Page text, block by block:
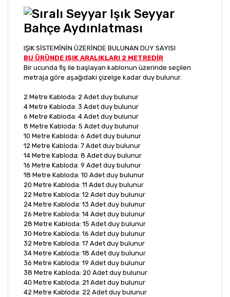
IŞIK SİSTEMİNİN ÜZERİNDE BULUNAN DUY SAYISI
BU ÜRÜNDE IŞIK ARALIKLARI 2 METREDİR
Bir ucunda fiş ile başlayan kablonun üzerinde seçilen
metraja göre aşağıdaki çizelge kadar duy bulunur.
2 Metre Kabloda: 2 Adet duy bulunur
4 Metre Kabloda: 3 Adet duy bulunur
6 Metre Kabloda: 4 Adet duy bulunur
8 Metre Kabloda: 5 Adet duy bulunur
10 Metre Kabloda: 6 Adet duy bulunur
12 Metre Kabloda: 7 Adet duy bulunur
14 Metre Kabloda: 8 Adet duy bulunur
16 Metre Kabloda: 9 Adet duy bulunur
18 Metre Kabloda: 10 Adet duy bulunur
20 Metre Kabloda: 11 Adet duy bulunur
22 Metre Kabloda: 12 Adet duy bulunur
24 Metre Kabloda: 13 Adet duy bulunur
26 Metre Kabloda: 14 Adet duy bulunur
28 Metre Kabloda: 15 Adet duy bulunur
30 Metre Kabloda: 16 Adet duy bulunur
32 Metre Kabloda: 17 Adet duy bulunur
34 Metre Kabloda: 18 Adet duy bulunur
36 Metre Kabloda: 19 Adet duy bulunur
38 Metre Kabloda: 20 Adet duy bulunur
40 Metre Kabloda: 21 Adet duy bulunur
42 Metre Kabloda: 22 Adet duy bulunur